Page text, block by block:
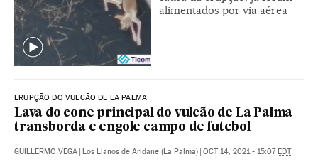
alimentados por via aérea
ERUPÇÃO DO VULCÃO DE LA PALMA
Lava do cone principal do vulcão de La Palma
transborda e engole campo de futebol
GUILLERMO VEGA | Los Llanos de Aridane (La Palma) | OCT 14, 2021 - 15:07EDT